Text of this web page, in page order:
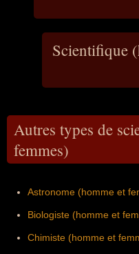
Scientifique
Autres types de
femmes)
Astronome (homme et
Biologiste (homme et
Chimiste (homme et